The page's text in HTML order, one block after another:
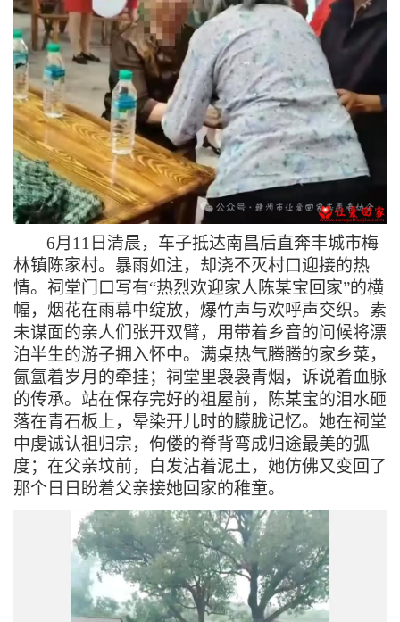
6月11日清晨，车子抵达南昌后直奔丰城市梅
林镇陈家村。暴雨如注，却浇不灭村口迎接的热
情。祠堂门口写有“热烈欢迎家人陈某宝回家”的横
幅，烟花在雨幕中绽放，爆竹声与欢呼声交织。素
未谋面的亲人们张开双臂，用带着乡音的问候将漂
泊半生的游子拥入怀中。满桌热气腾腾的家乡菜，
氤氲着岁月的牵挂；祠堂里袅袅青烟，诉说着血脉
的传承。站在保存完好的祖屋前，陈某宝的泪水砸
落在青石板上，晕染开儿时的朦胧记忆。她在祠堂
中虔诚认祖归宗，佝偻的脊背弯成归途最美的弧
度；在父亲坟前，白发沾着泥土，她仿佛又变回了
那个日日盼着父亲接她回家的稚童。